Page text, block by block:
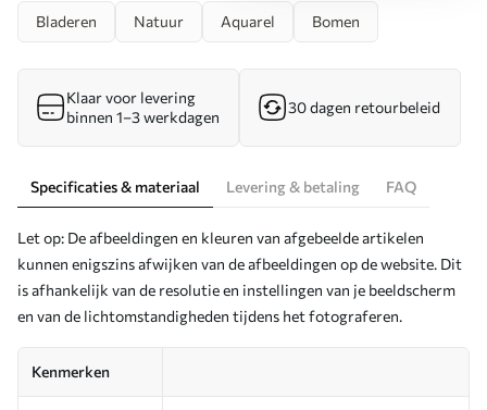
Bladeren Natuur Aquarel Bomen
Klaar voor levering
binnen 1–3 werkdagen
30 dagen retourbeleid
Specificaties & materiaal Levering & betaling FAQ
Let op: De afbeeldingen en kleuren van afgebeelde artikelen
kunnen enigszins afwijken van de afbeeldingen op de website. Dit
is afhankelijk van de resolutie en instellingen van je beeldscherm
en van de lichtomstandigheden tijdens het fotograferen.
Kenmerken